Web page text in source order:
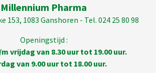
Millennium Pharma
153, 1083 Ganshoren - Tel. 024 25 80 98
Openingstijd :
vrijdag van 8.30 uur tot 19.00 uur.
van 9.00 uur tot 18.00 uur.